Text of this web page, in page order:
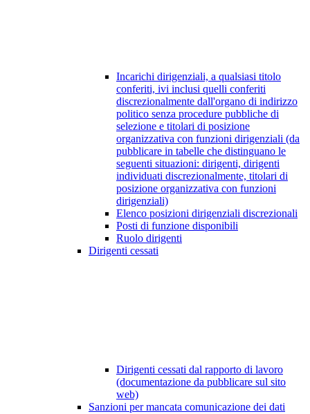
Incarichi dirigenziali, a qualsiasi titolo
conferiti, ivi inclusi quelli conferiti
discrezionalmente dall'organo di indirizzo
politico senza procedure pubbliche di
selezione e titolari di posizione
organizzativa con funzioni dirigenziali (da
pubblicare in tabelle che distinguano le
seguenti situazioni: dirigenti, dirigenti
individuati discrezionalmente, titolari di
posizione organizzativa con funzioni
dirigenziali)
Elenco posizioni dirigenziali discrezionali
Posti di funzione disponibili
Ruolo dirigenti
Dirigenti cessati
Dirigenti cessati dal rapporto di lavoro
(documentazione da pubblicare sul sito
web)
Sanzioni per mancata comunicazione dei dati